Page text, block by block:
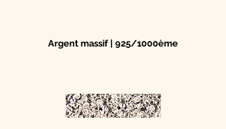
Argent massif | 925/1000ème